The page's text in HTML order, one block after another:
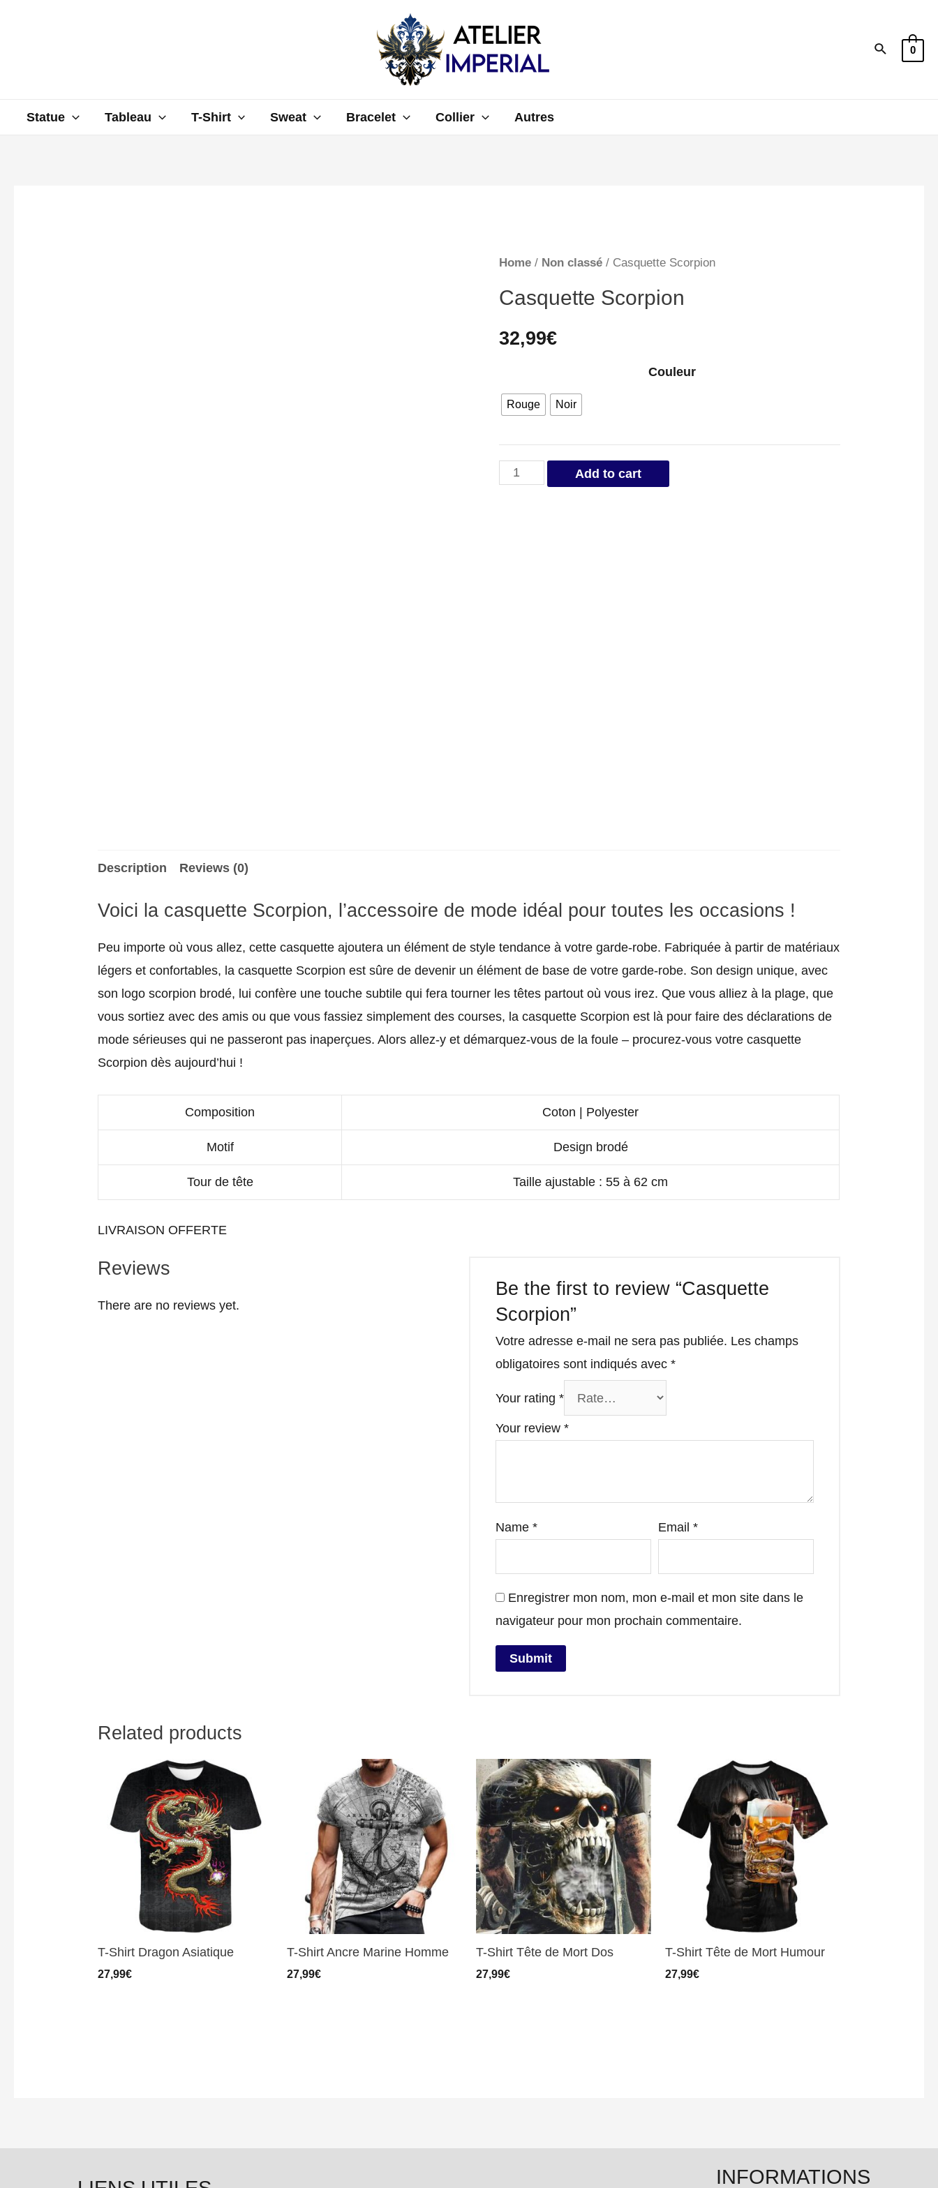
0
Statue Tableau T-Shirt Sweat Bracelet Collier Autres
Home/ Non classé/ Casquette Scorpion
Casquette Scorpion
32,99€
Couleur
Rouge Noir
Casquette
Add to cart
Description Reviews (0)
Voici la casquette Scorpion, l’accessoire de mode idéal pour toutes les occasions !
Peu importe où vous allez, cette casquette ajoutera un élément de style tendance à votre garde-robe. Fabriquée à partir de matériaux
légers et confortables, la casquette Scorpion est sûre de devenir un élément de base de votre garde-robe. Son design unique, avec
son logo scorpion brodé, lui confère une touche subtile qui fera tourner les têtes partout où vous irez. Que vous alliez à la plage, que
vous sortiez avec des amis ou que vous fassiez simplement des courses, la casquette Scorpion est là pour faire des déclarations de
mode sérieuses qui ne passeront pas inaperçues. Alors allez-y et démarquez-vous de la foule – procurez-vous votre casquette
Scorpion dès aujourd’hui !
Composition Coton | Polyester
Motif Design brodé
Tour de tête Taille ajustable : 55 à 62 cm
LIVRAISON OFFERTE
Reviews
There are no reviews yet.
Be the first to review “Casquette
Scorpion”
Votre adresse e-mail ne sera pas publiée. Les champs
obligatoires sont indiqués avec *
Your rating *
Your review *
Name * Email *
Enregistrer mon nom, mon e-mail et mon site dans le
navigateur pour mon prochain commentaire.
Related products
T-Shirt Dragon Asiatique
27,99€
T-Shirt Ancre Marine Homme
27,99€
T-Shirt Tête de Mort Dos
27,99€
T-Shirt Tête de Mort Humour
27,99€
INFORMATIONS